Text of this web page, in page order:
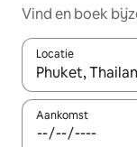
Vind en boek
Locatie
Wanneer er
Aankomst